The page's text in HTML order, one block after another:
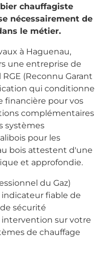
chauffagiste
nécessairement de
le métier.
à Haguenau,
une entreprise de
(Reconnu Garant
qui conditionne
financière pour vos
complémentaires
systèmes
pour les
bois attestent d'une
et approfondie.
du Gaz)
fiable de
sécurité
sur votre
de chauffage